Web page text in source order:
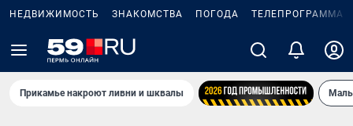
НЕДВИЖИМОСТЬ ЗНАКОМСТВА ПОГОДА ТЕЛЕПРОГРАММА
Прикамье накроют ливни и шквалы